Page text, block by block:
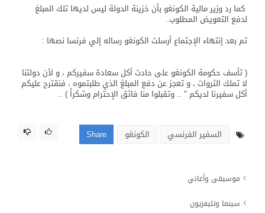
كما رد وزير مالية الكونغو بأن خزينة الدولة ليس لديها تلك المبلغ
لدفع التعويض المطلوب.
ثم بعد إنتهاء الإجتماع أرسلت الكونغو رساله إلي فرنسا نصها :
( تأسف حكومة الكونغو على حادث أكل سعادة سفيركم ، و لأن دولتنا
لا تملك الثروات ، و تعجز عن دفع المبلغ الذي طلبتموه ، فنقترح عليكم
أكل سفيرنا لديكم " .. وتقبلوا منا فائق الإحترام وشكراً ) ..
السفير الفرنسي الكونغو Share
موسيقى وأغاني
سينما وتليفزيون